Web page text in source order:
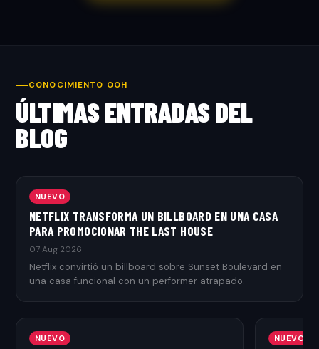
CONOCIMIENTO OOH
ÚLTIMAS ENTRADAS DEL
BLOG
NUEVO
NETFLIX TRANSFORMA UN BILLBOARD EN UNA CASA
PARA PROMOCIONAR THE LAST HOUSE
07 Aug 2026
Netflix convirtió un billboard sobre Sunset Boulevard en
una casa funcional con un performer atrapado.
NUEVO NUEVO